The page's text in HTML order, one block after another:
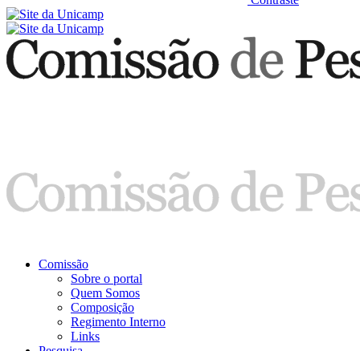
Comissão
Sobre o portal
Quem Somos
Composição
Regimento Interno
Links